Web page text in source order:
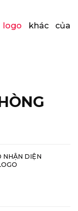
khác của
DIỆN